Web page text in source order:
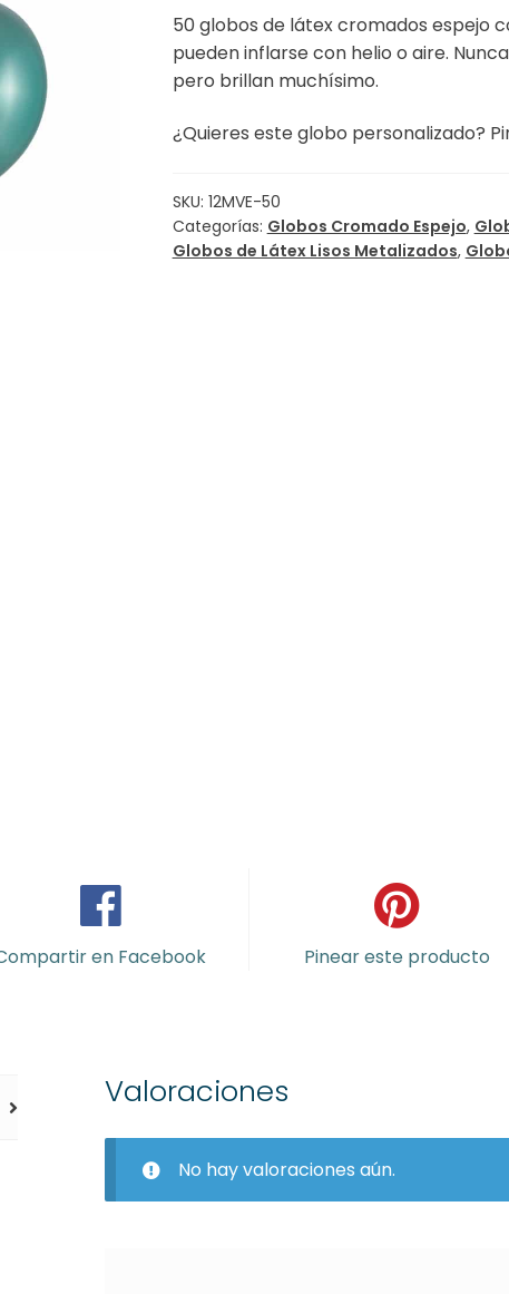
50 globos de látex cromados espejo
pueden inflarse con helio o aire.
pero brillan muchísimo.
¿Quieres este globo personalizado?
SKU: 12MVE-50
Categorías: Globos Cromado Espejo,
Globos de Látex Lisos Metalizados,
en Facebook Pinear este producto
Valoraciones
No hay valoraciones aún.